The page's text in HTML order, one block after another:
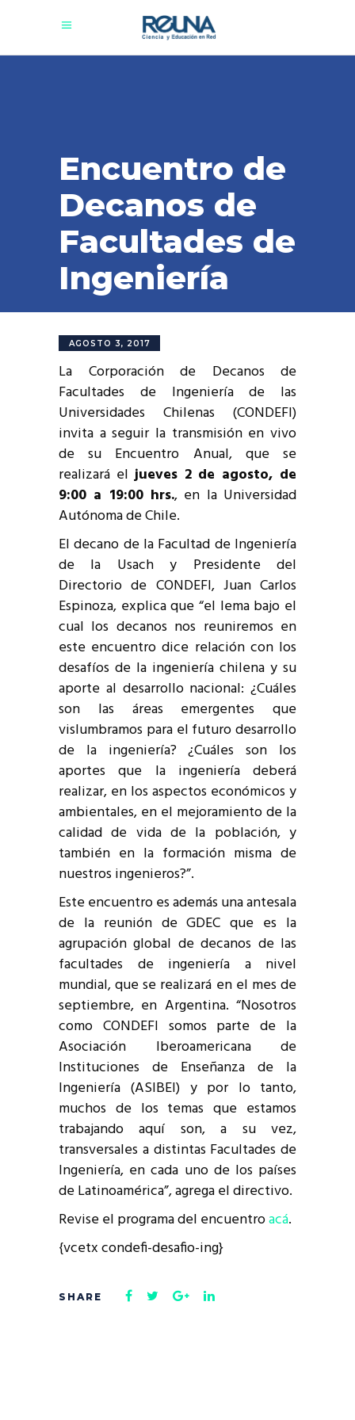
Encuentro de
Decanos de
Facultades de
Ingeniería
AGOSTO 3, 2017
La Corporación de Decanos de
Facultades de Ingeniería de las
Universidades Chilenas (CONDEFI)
invita a seguir la transmisión en vivo
de su Encuentro Anual, que se
realizará eljueves 2 de agosto, de
9:00 a 19:00 hrs., en la Universidad
Autónoma de Chile.
El decano de la Facultad de Ingeniería
de la Usach y Presidente del
Directorio de CONDEFI, Juan Carlos
Espinoza, explica que “el lema bajo el
cual los decanos nos reuniremos en
este encuentro dice relación con los
desafíos de la ingeniería chilena y su
aporte al desarrollo nacional: ¿Cuáles
son las áreas emergentes que
vislumbramos para el futuro desarrollo
de la ingeniería? ¿Cuáles son los
aportes que la ingeniería deberá
realizar, en los aspectos económicos y
ambientales, en el mejoramiento de la
calidad de vida de la población, y
también en la formación misma de
nuestros ingenieros?”.
Este encuentro es además una antesala
de la reunión de GDEC que es la
agrupación global de decanos de las
facultades de ingeniería a nivel
mundial, que se realizará en el mes de
septiembre, en Argentina. “Nosotros
como CONDEFI somos parte de la
Asociación Iberoamericana de
Instituciones de Enseñanza de la
Ingeniería (ASIBEI) y por lo tanto,
muchos de los temas que estamos
trabajando aquí son, a su vez,
transversales a distintas Facultades de
Ingeniería, en cada uno de los países
de Latinoamérica”, agrega el directivo.
Revise el programa del encuentroacá.
{vcetx condefi-desafio-ing}